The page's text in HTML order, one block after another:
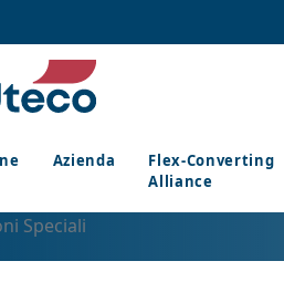
Azienda
Flex-Converting
Alliance
Speciali